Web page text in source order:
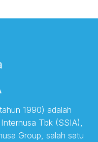
1990) adalah
Tbk (SSIA),
Group, salah satu